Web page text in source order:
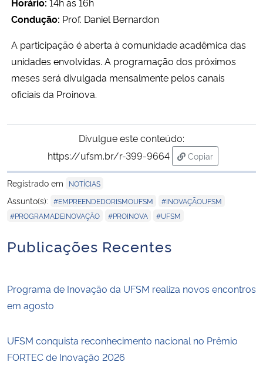
Condução: Prof. Daniel Bernardon
A participação é aberta à comunidade acadêmica das
unidades envolvidas. A programação dos próximos
meses será divulgada mensalmente pelos canais
oficiais da Proinova.
Divulgue este conteúdo:
https://ufsm.br/r-399-9664
Copiar
para área de
Registrado em
NOTÍCIAS
Assunto(s): #EMPREENDEDORISMOUFSM #INOVAÇÃOUFSM
#PROGRAMADEINOVAÇÃO #PROINOVA #UFSM
Publicações Recentes
Programa de Inovação da UFSM realiza novos encontros
em agosto
UFSM conquista reconhecimento nacional no Prêmio
FORTEC de Inovação 2026